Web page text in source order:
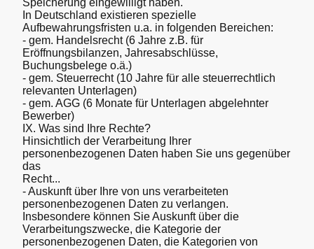
In Deutschland existieren spezielle
Aufbewahrungsfristen u.a. in folgenden Bereichen:
- gem. Handelsrecht (6 Jahre z.B. für
Eröffnungsbilanzen, Jahresabschlüsse,
Buchungsbelege o.ä.)
- gem. Steuerrecht (10 Jahre für alle steuerrechtlich
relevanten Unterlagen)
- gem. AGG (6 Monate für Unterlagen abgelehnter
Bewerber)
IX. Was sind Ihre Rechte?
Hinsichtlich der Verarbeitung Ihrer
personenbezogenen Daten haben Sie uns gegenüber
das
Recht...
- Auskunft über Ihre von uns verarbeiteten
personenbezogenen Daten zu verlangen.
Insbesondere können Sie Auskunft über die
Verarbeitungszwecke, die Kategorie der
personenbezogenen Daten, die Kategorien von